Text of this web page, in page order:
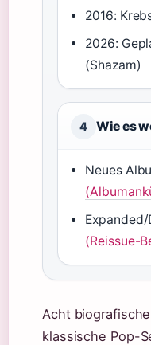
2016:
2026:
(Shazam)
4 Wie es
Neues
Expanded/
(Reissue-
Acht
klassische Pop-